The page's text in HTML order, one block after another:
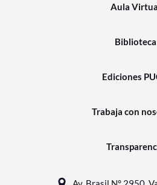
Aula
Biblioteca
Ediciones
Trabaja con